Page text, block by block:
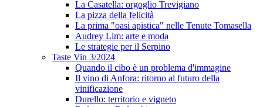
La Casatella: orgoglio Trevigiano
La pizza della felicità
La prima "oasi apistica" nelle Tenute Tomasella
Audrey Lim: arte e moda
Le strategie per il Serpino
Taste Vin 3/2024
Quando il cibo è un problema d'immagine
Il vino di Anfora: ritorno al futuro della
vinificazione
Durello: territorio e vigneto